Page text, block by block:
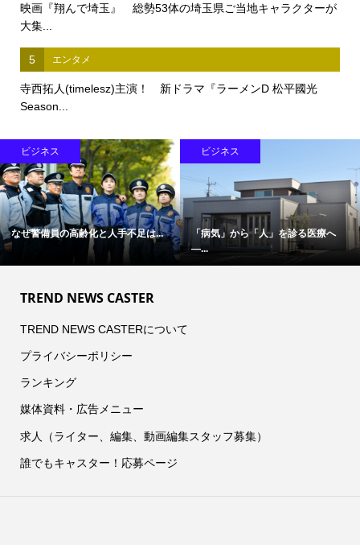
映画『翔んで埼玉』 総勢53体の埼玉県ご当地キャラクターが
大集...
5 エンタメ
寺西拓人(timelesz)主演！ 新ドラマ『ラーメンD 松平國光
Season...
ビジネス
なぜ警備員の高齢化と人手不足は...
ビジネス
「病気」から「人」を診る医療へ
―...
TREND NEWS CASTER
TREND NEWS CASTERについて
プライバシーポリシー
ランキング
媒体資料・広告メニュー
求人（ライター、編集、動画編集スタッフ募集）
誰でもキャスター！応募ページ